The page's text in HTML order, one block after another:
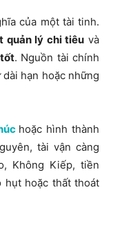
của một tài tinh.
quản lý chi tiêu và
. Nguồn tài chính
hạn hoặc những
hoặc hình thành
tài vận càng
Không Kiếp, tiền
hụt hoặc thất thoát